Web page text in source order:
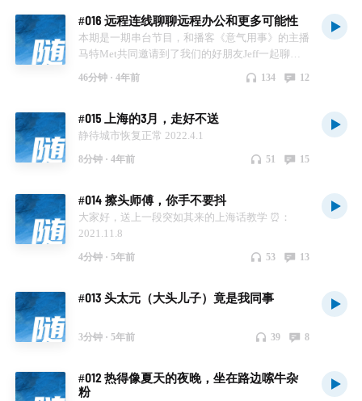
#016 远程连线聊聊远程办公和更多可能性
本期是一期串台节目，和播客《意气用事》的主播
马特Met共同邀请到了我们的好朋友Jeff一起聊一
节目同步更新在《意气用事》，欢迎大家订阅！
93ea2f504a55ced?
s=eyJ1IjogIjVlZTBjMjA4YmVjZTQ4OGNlMmM2
程恋爱良方 03:40 畅谈下常用远程办公工具及国产
么？ 13:05 文件共享编辑功能的进化 16:09 远程办
公的丰富体验会淡化线下沟通的必要性吗？ 19:03
远程办公目前能达到线下的效率吗？ 24:15 元宇
吗？ 31:05 远程办公运作于为效率服务的各种场景
限，数据访问的便捷性 主播 / 马特Met
46分钟 · 4年前 134 12
#015 上海的3月，走好不送
静待城市恢复正常 2022.4.1
8分钟 · 4年前 51 15
#014 擦头师傅，你手不要抖
大家好，送上一段突如其来的上海话教学 ⏰：
2021.11.8
4分钟 · 5年前 53 13
#013 头太元（大头儿子）竟是我同事
3分钟 · 5年前 39 8
#012 热得像夏天的夜晚，坐在路边嗦牛杂
粉